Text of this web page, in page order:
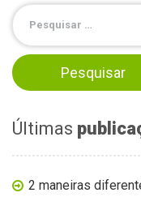
Últimas
2 maneiras